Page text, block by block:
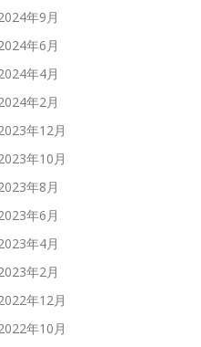
年9月
年6月
年4月
年2月
年12月
年10月
年8月
年6月
年4月
年2月
年12月
年10月